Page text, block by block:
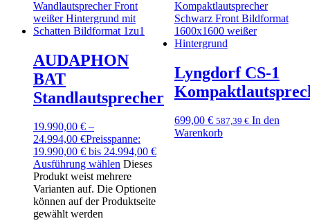
AUDAPHON
BAT
Standlautsprecher
19.990,00 € –
24.994,00 €Preisspanne:
19.990,00 € bis 24.994,00 €
Ausführung wählen Dieses
Produkt weist mehrere
Varianten auf. Die Optionen
können auf der Produktseite
gewählt werden
Lyngdorf CS-1
699,00 € 587,39 € In den
Warenkorb